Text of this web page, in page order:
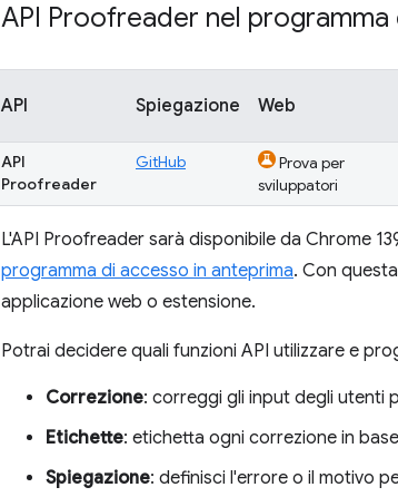
API Proofreader nel
API Spiegazione Web
API
Proofreader
GitHub
Prova per
sviluppatori
L'API Proofreader sarà disponibile da Chrome
programma di accesso in anteprima. Con
applicazione web o estensione.
Potrai decidere quali funzioni API utilizzare e
Correzione: correggi gli input degli utenti
Etichette: etichetta ogni correzione in
Spiegazione: definisci l'errore o il motivo